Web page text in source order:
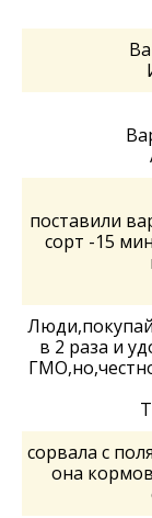
поставили
сорт -15
в 2 раза и
сорвала с
она